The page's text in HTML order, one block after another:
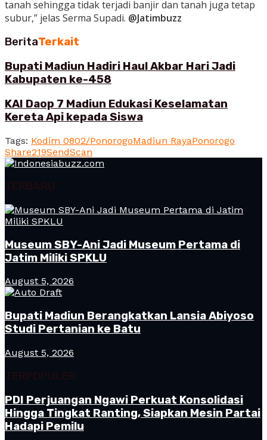
tanah sehingga tidak terjadi banjir dan tanah juga tetap
subur,” jelas Serma Supadi. @Jatimbuzz
BeritaTerkait
Bupati Madiun Hadiri Haul Akbar Hari Jadi
Kabupaten ke-458
KAI Daop 7 Madiun Edukasi Keselamatan
Kereta Api kepada Siswa
Tags: Kodim 0802/PonorogoMadiun RayaPonorogo
Share219SendScan
TERBARU
Museum SBY-Ani Jadi Museum Pertama di
Jatim Miliki SPKLU
August 5, 2026
Bupati Madiun Berangkatkan Lansia Abiyoso
Studi Pertanian ke Batu
August 5, 2026
TERPOPULER
PDI Perjuangan Ngawi Perkuat Konsolidasi
Hingga Tingkat Ranting, Siapkan Mesin Partai
Hadapi Pemilu